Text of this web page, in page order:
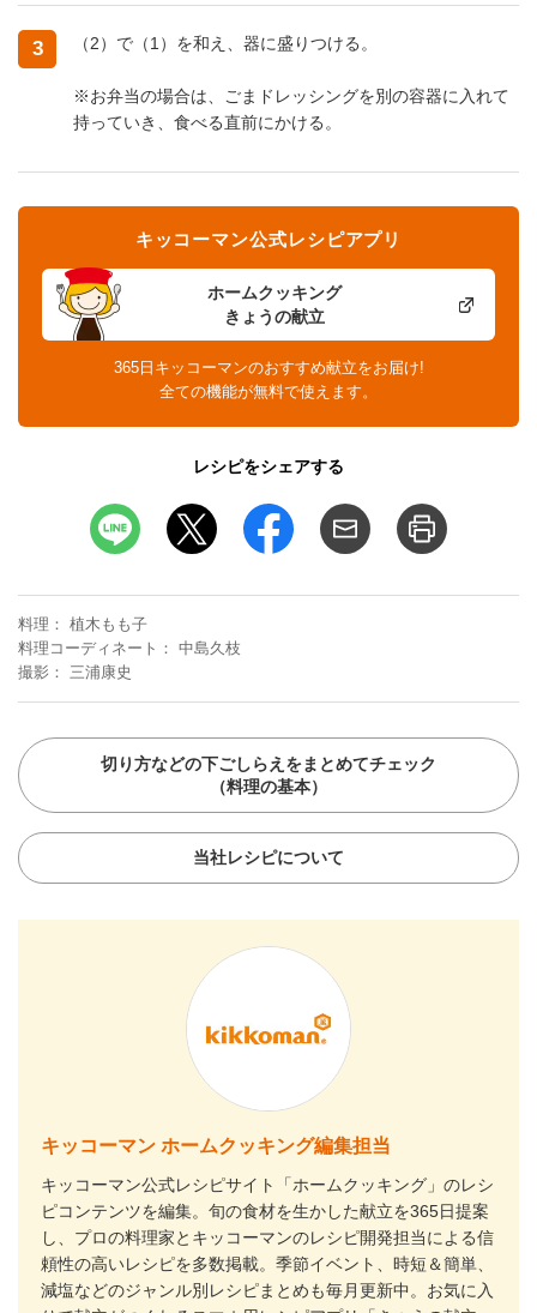
3 （2）で（1）を和え、器に盛りつける。
※お弁当の場合は、ごまドレッシングを別の容器に入れて
持っていき、食べる直前にかける。
ホームクッキング
きょうの献立
キッコーマン公式レシピアプリ
365日キッコーマンのおすすめ献立をお届け!
全ての機能が無料で使えます。
レシピをシェアする
料理
植木もも子
料理コーディネート
中島久枝
撮影
三浦康史
切り方などの下ごしらえをまとめてチェック
（料理の基本）
当社レシピについて
キッコーマン ホームクッキング編集担当
キッコーマン公式レシピサイト「ホームクッキング」のレシ
ピコンテンツを編集。旬の食材を生かした献立を365日提案
し、プロの料理家とキッコーマンのレシピ開発担当による信
頼性の高いレシピを多数掲載。季節イベント、時短＆簡単、
減塩などのジャンル別レシピまとめも毎月更新中。お気に入